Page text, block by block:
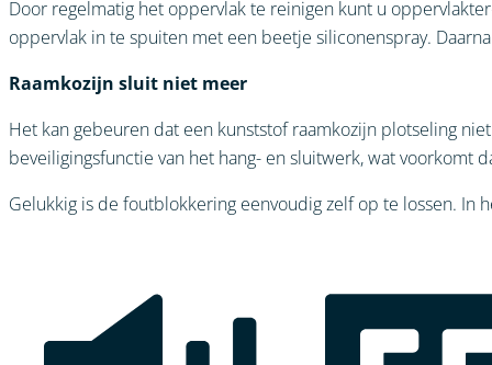
Door regelmatig het oppervlak te reinigen kunt u
oppervlak in te spuiten met een beetje siliconenspray.
Raamkozijn sluit niet meer
Het kan gebeuren dat een kunststof raamkozijn plotseling
beveiligingsfunctie van het hang- en sluitwerk, wat voorkomt
Gelukkig is de foutblokkering eenvoudig zelf op te lossen.